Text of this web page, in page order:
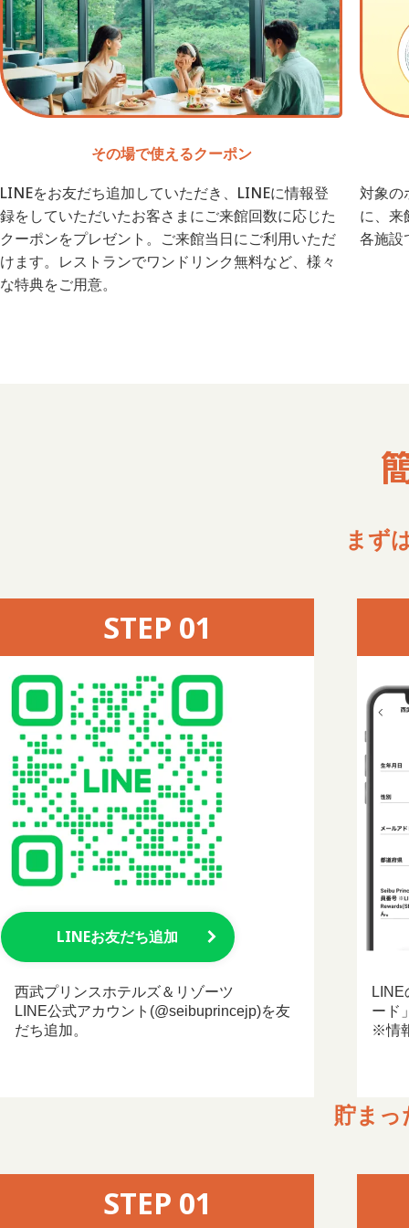
その場で使えるクーポン
LINEをお友だち追加していただき、LINEに情報登
録をしていただいたお客さまにご来館回数に応じた
クーポンをプレゼント。ご来館当日にご利用いただ
けます。レストランでワンドリンク無料など、様々
な特典をご用意。
対象の
に、来
各施設
まず
STEP 01
LINEお友だち追加
西武プリンスホテルズ＆リゾーツ
LINE公式アカウント(@seibuprincejp)を友
だち追加。
ード
※情
貯ま
STEP 01